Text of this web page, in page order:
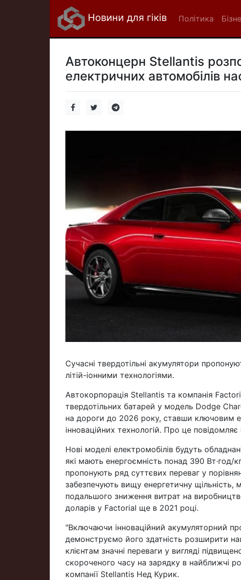
Новини для гіків Політика
Автоконцерн Stellantis
електричних автомобілів
Сучасні твердотільні акумулятори
літій-іонними технологіями.
Автокорпорація Stellantis та компанія
твердотільних батарей у модель Dodge
на дороги до 2026 року, ставши ключовим
інноваційних технологій. Про це
Нові моделі електромобілів будуть
які мають енергоємність понад 390 Вт·год/
пропонують ряд суттєвих переваг у
забезпечують вищу енергетичну
подальшого зниження витрат на
доларів у Factorial ще в 2021 році.
"Включаючи інноваційний акумуляторний
демонструємо його здатність розширити
клієнтам значні переваги у вигляді
скороченого часу на зарядку в найближчі
компанії Stellantis Нед Курик.